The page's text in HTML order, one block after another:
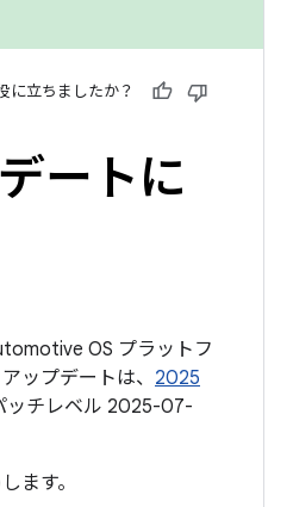
に立ちましたか？
ートに
OS プラットフ
ップデートは、 2025
ッチレベル 2025-07-
ます。